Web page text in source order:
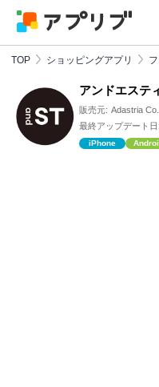
TOP ショッピングアプリ
アンドエステ
販売元: Adastria
最終アップデート日:
iPhone